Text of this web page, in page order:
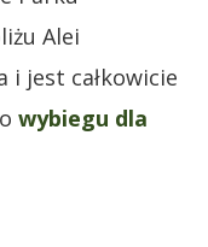
Alei
i jest całkowicie
wybiegu dla